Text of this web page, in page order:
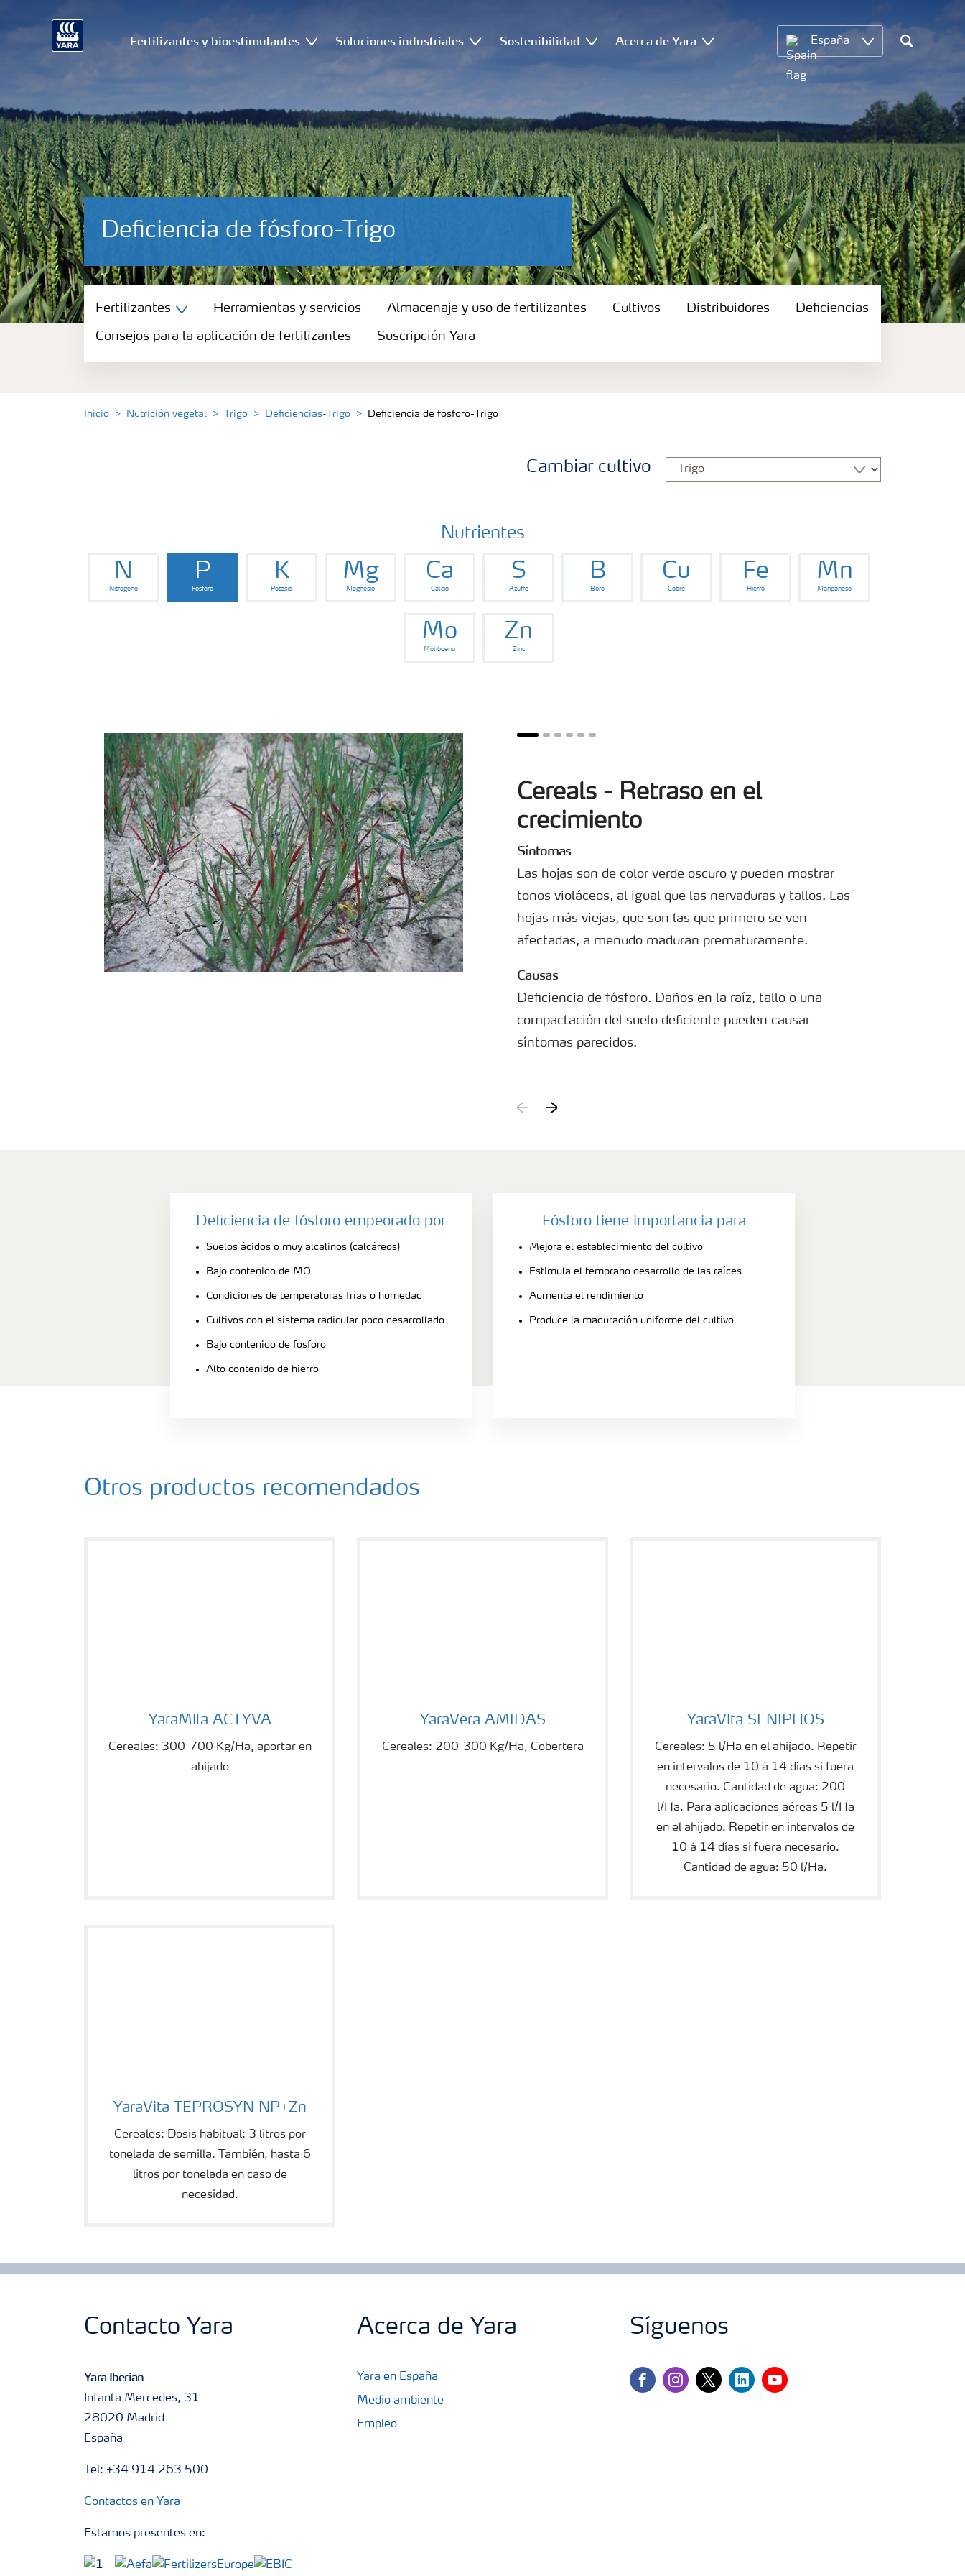
Fertilizantes y bioestimulantes Soluciones industriales Sostenibilidad Acerca de Yara España
Search
Deficiencia de fósforo-Trigo
Fertilizantes
Herramientas y servicios
Consejos para la aplicación de fertilizantes
Fertilizantes Herramientas y servicios Almacenaje y uso de fertilizantes Cultivos Distribuidores Deficiencias
Consejos para la aplicación de fertilizantes Suscripción Yara
Inicio Nutrición vegetal Trigo Deficiencias-Trigo Deficiencia de fósforo-Trigo
Cambiar cultivo
Nutrientes
N
Nitrógeno
P
Fósforo
K
Potasio
Mg
Magnesio
Ca
Calcio
S
Azufre
B
Boro
Cu
Cobre
Fe
Hierro
Mn
Manganeso
Mo
Molibdeno
Zn
Zinc
Cereals - Retraso en el
crecimiento
Síntomas
Las hojas son de color verde oscuro y pueden mostrar
tonos violáceos, al igual que las nervaduras y tallos. Las
hojas más viejas, que son las que primero se ven
afectadas, a menudo maduran prematuramente.
Causas
Deficiencia de fósforo. Daños en la raíz, tallo o una
compactación del suelo deficiente pueden causar
síntomas parecidos.
Deficiencia de fósforo empeorado por
Suelos ácidos o muy alcalinos (calcáreos)
Bajo contenido de MO
Condiciones de temperaturas frías o humedad
Cultivos con el sistema radicular poco desarrollado
Bajo contenido de fósforo
Alto contenido de hierro
Fósforo tiene importancia para
Mejora el establecimiento del cultivo
Estimula el temprano desarrollo de las raíces
Aumenta el rendimiento
Produce la maduración uniforme del cultivo
Otros productos recomendados
YaraMila ACTYVA
Cereales: 300-700 Kg/Ha, aportar en
ahijado
YaraVera AMIDAS
Cereales: 200-300 Kg/Ha, Cobertera
YaraVita SENIPHOS
Cereales: 5 l/Ha en el ahijado. Repetir
en intervalos de 10 á 14 días si fuera
necesario. Cantidad de agua: 200
l/Ha. Para aplicaciones aéreas 5 l/Ha
en el ahijado. Repetir en intervalos de
10 á 14 días si fuera necesario.
Cantidad de agua: 50 l/Ha.
YaraVita TEPROSYN NP+Zn
Cereales: Dosis habitual: 3 litros por
tonelada de semilla. También, hasta 6
litros por tonelada en caso de
necesidad.
Contacto Yara
Yara Iberian
Infanta Mercedes, 31
28020 Madrid
España
Tel: +34 914 263 500
Contactos en Yara
Estamos presentes en:
Acerca de Yara
Yara en España
Medio ambiente
Empleo
Síguenos
facebookinstagram
twitterlinkedinyoutube